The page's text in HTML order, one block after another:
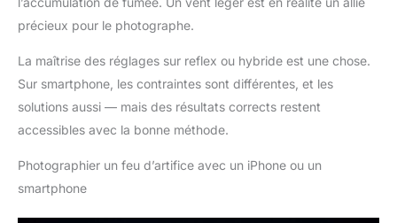
précieux pour le photographe.
La maîtrise des réglages sur reflex ou hybride est une chose.
Sur smartphone, les contraintes sont différentes, et les
solutions aussi — mais des résultats corrects restent
accessibles avec la bonne méthode.
Photographier un feu d’artifice avec un iPhone ou un
smartphone